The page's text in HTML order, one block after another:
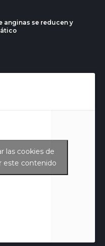
anginas se reducen y
Juliá
las cookies de
este contenido